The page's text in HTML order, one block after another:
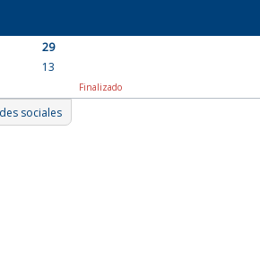
29
13
Finalizado
sociales